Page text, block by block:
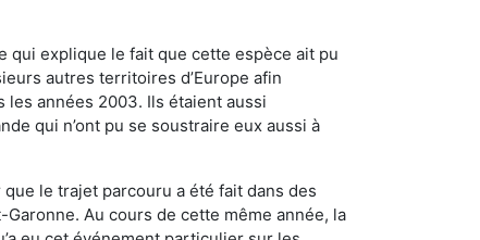
qui explique le fait que cette espèce ait pu
autres territoires d’Europe afin
les années 2003. Ils étaient aussi
qui n’ont pu se soustraire eux aussi à
le trajet parcouru a été fait dans des
Au cours de cette même année, la